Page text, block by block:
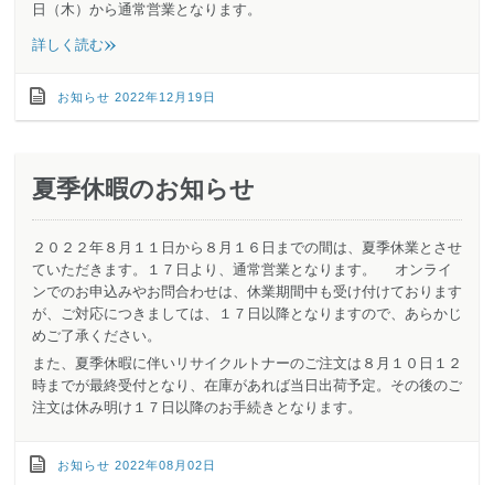
日（木）から通常営業となります。
詳しく読む»
お知らせ 2022年12月19日
夏季休暇のお知らせ
２０２２年８月１１日から８月１６日までの間は、夏季休業とさせ
ていただきます。１７日より、通常営業となります。 オンライ
ンでのお申込みやお問合わせは、休業期間中も受け付けております
が、ご対応につきましては、１７日以降となりますので、あらかじ
めご了承ください。
また、夏季休暇に伴いリサイクルトナーのご注文は８月１０日１２
時までが最終受付となり、在庫があれば当日出荷予定。その後のご
注文は休み明け１７日以降のお手続きとなります。
お知らせ 2022年08月02日